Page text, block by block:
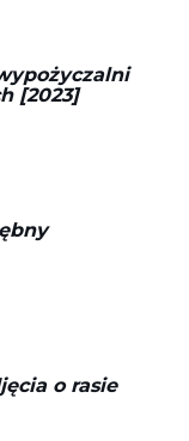
[2023]
o rasie